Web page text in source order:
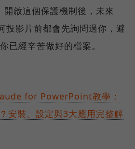
啟這個保護機制後，未來
投影片前都會先詢問過你，避
已經辛苦做好的檔案。
for PowerPoint教學：
安裝、設定與3大應用完整解